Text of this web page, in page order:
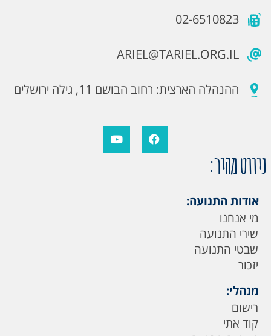
02-6510823
ARIEL@TARIEL.ORG.IL
ההנהלה הארצית: רחוב הבושם 11, גילה ירושלים
ניווט מהיר:
אודות התנועה:
מי אנחנו
שירי התנועה
שבטי התנועה
יזכור
מנהלי:
רישום
קוד אתי